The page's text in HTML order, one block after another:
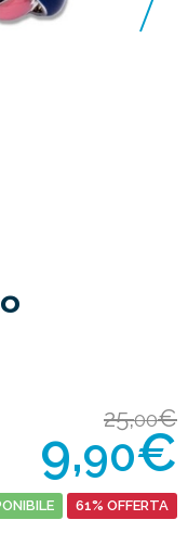
25,00€
9,90€
61% OFFERTA